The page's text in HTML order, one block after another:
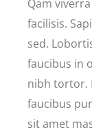
Qam
facilisis.
sed.
faucibus in
nibh tortor.
faucibus
sit amet